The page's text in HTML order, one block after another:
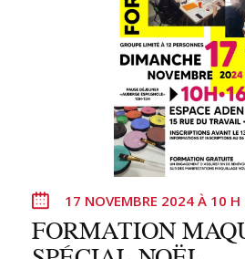
17 NOVEMBRE 2024 À 10
FORMATION